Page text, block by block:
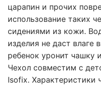
царапин и прочих
использование таких
сидениями из кожи.
изделия не даст влаге
ребенок уронит чашку
Чехол совместим с
Isofix. Характеристики